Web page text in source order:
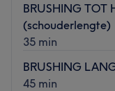
BRUSHING TOT
(schouderlengte)
35 min
BRUSHING
45 min